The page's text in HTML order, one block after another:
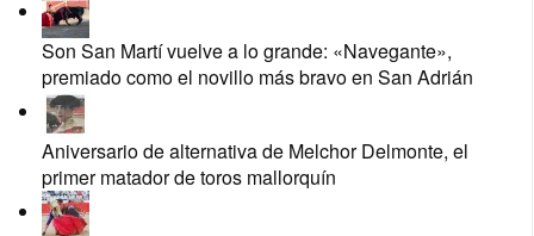
Son San Martí vuelve a lo grande: «Navegante»,
premiado como el novillo más bravo en San Adrián
Aniversario de alternativa de Melchor Delmonte, el
primer matador de toros mallorquín